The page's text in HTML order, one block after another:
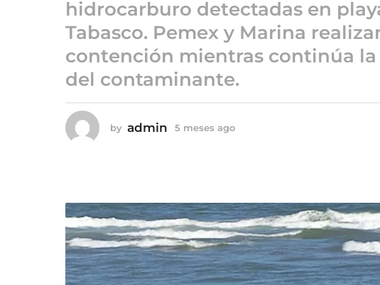
5
e
s
s
g
o
hidrocarburo detectadas en
Tabasco. Pemex y Marina
contención mientras continúa
del contaminante.
by admin 5 meses ago
a
g
o